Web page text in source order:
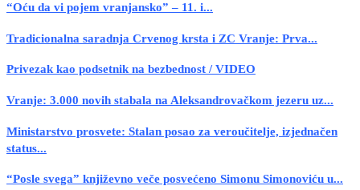
“Oću da vi pojem vranjansko” – 11. i...
Tradicionalna saradnja Crvenog krsta i ZC Vranje: Prva...
Privezak kao podsetnik na bezbednost / VIDEO
Vranje: 3.000 novih stabala na Aleksandrovačkom jezeru uz...
Ministarstvo prosvete: Stalan posao za veroučitelje, izjednačen
status...
“Posle svega” književno veče posvećeno Simonu Simonoviću u...